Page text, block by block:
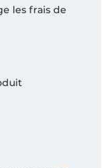
les frais de